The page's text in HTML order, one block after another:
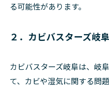
る可能性があります。
２．カビバスターズ岐
カビバスターズ岐阜は、岐
て、カビや湿気に関する問